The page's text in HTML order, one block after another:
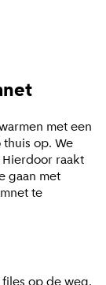
met een
op. We
raakt
gaan met
te